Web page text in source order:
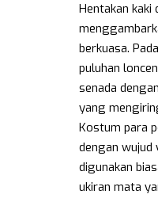
Hentakan kaki
berkuasa.
puluhan
senada
yang
Kostum para
dengan wujud
digunakan
ukiran mata